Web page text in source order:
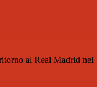
al Real Madrid nel